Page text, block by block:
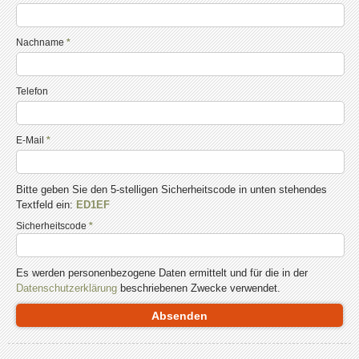
an
Dritte
übertragen
werden
können.
an
übertragen
werden
an
übertragen
werden
Nachname*
Telefon
E-Mail*
Bitte geben Sie den 5-stelligen Sicherheitscode in unten stehendes
Textfeld ein:ED1EF
Sicherheitscode*
Es werden personenbezogene Daten ermittelt und für die in der
Datenschutzerklärungbeschriebenen Zwecke verwendet.